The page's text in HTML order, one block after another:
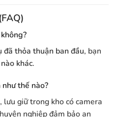
đã thỏa thuận ban đầu, bạn
khác.
thế nào?
lưu giữ trong kho có camera
nghiệp đảm bảo an